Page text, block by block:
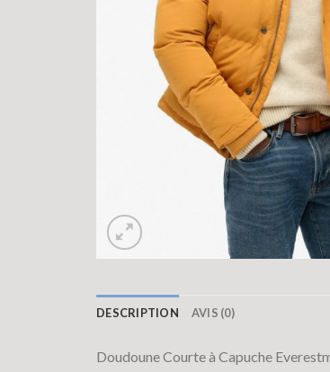
DESCRIPTION AVIS (0)
Doudoune Courte à Capuche